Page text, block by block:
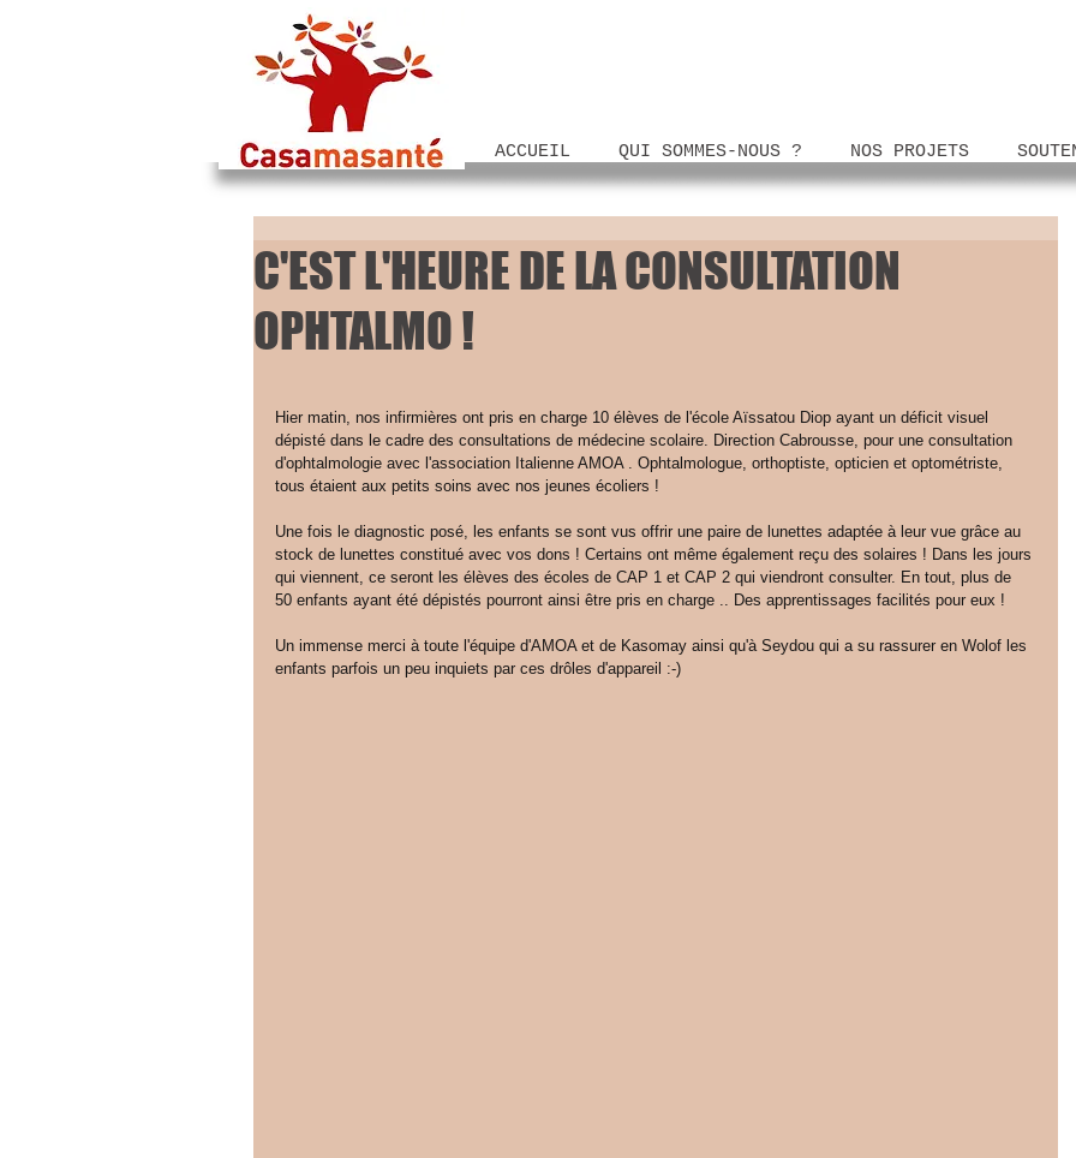
ACCUEIL QUI SOMMES-NOUS ? NOS PROJETS
C'EST L'HEURE DE LA CONSULTATION
OPHTALMO !
Hier matin, nos infirmières ont pris en charge 10 élèves de l'école Aïssatou Diop ayant un déficit visuel
dépisté dans le cadre des consultations de médecine scolaire. Direction Cabrousse, pour une consultation
d'ophtalmologie avec l'association Italienne AMOA . Ophtalmologue, orthoptiste, opticien et optométriste,
tous étaient aux petits soins avec nos jeunes écoliers !
Une fois le diagnostic posé, les enfants se sont vus offrir une paire de lunettes adaptée à leur vue grâce au
stock de lunettes constitué avec vos dons ! Certains ont même également reçu des solaires ! Dans les jours
qui viennent, ce seront les élèves des écoles de CAP 1 et CAP 2 qui viendront consulter. En tout, plus de
50 enfants ayant été dépistés pourront ainsi être pris en charge .. Des apprentissages facilités pour eux !
Un immense merci à toute l'équipe d'AMOA et de Kasomay ainsi qu'à Seydou qui a su rassurer en Wolof les
enfants parfois un peu inquiets par ces drôles d'appareil :-)